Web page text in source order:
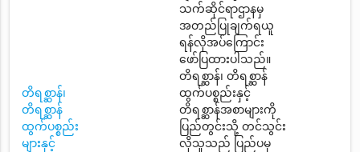
တိရစ္ဆာန်၊
တိရစ္ဆာန်
ထွက်ပစ္စည်း
များနှင့်
သက်ဆိုင်ရာဌာနမှ
အတည်ပြုချက်ရယူ
ရန်လိုအပ်ကြောင်း
ဖော်ပြထားပါသည်။
တိရစ္ဆာန်၊ တိရစ္ဆာန်
ထွက်ပစ္စည်းနှင့်
တိရစ္ဆာန်အစာများကို
ပြည်တွင်းသို့ တင်သွင်း
လိုသူသည် ပြည်ပမှ